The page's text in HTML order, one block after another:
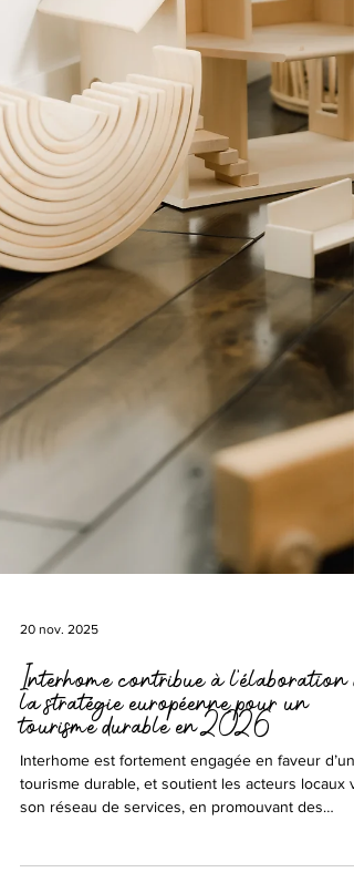
20 nov. 2025
la stratégie européenne pour un